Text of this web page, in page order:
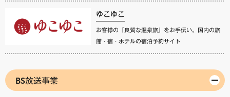
ゆこゆこ
お客様の『良質な温泉旅』をお手伝い。国内の旅
館・宿・ホテルの宿泊予約サイト
BS放送事業